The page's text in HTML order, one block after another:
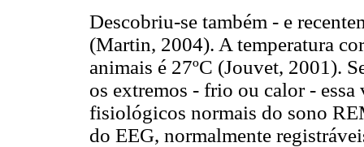
Descobriu-se também - e
(Martin, 2004). A temperatura
animais é 27ºC (Jouvet, 2001).
os extremos - frio ou calor -
fisiológicos normais do sono
do EEG, normalmente